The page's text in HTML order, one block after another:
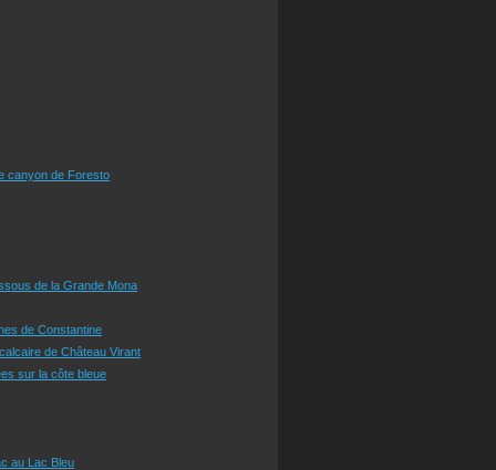
canyon de Foresto
de la Grande Mona
de Constantine
de Château Virant
sur la côte bleue
au Lac Bleu